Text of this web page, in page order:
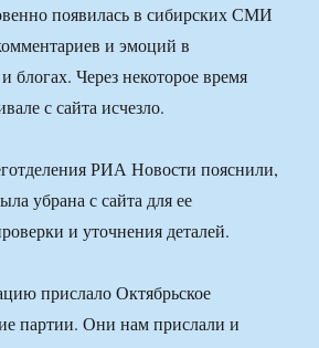
появилась в сибирских СМИ
и эмоций в
блогах. Через некоторое время
с сайта исчезло.
РИА Новости пояснили,
убрана с сайта для ее
и уточнения деталей.
прислало Октябрьское
партии. Они нам прислали и